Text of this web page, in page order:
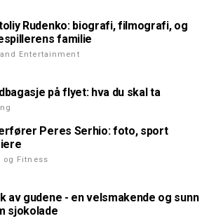
Rudenko: biografi, filmografi, og
familie
Entertainment
på flyet: hva du skal ta
Peres Serhio: foto, sport
og Fitness
av gudene - en velsmakende og sunn
sjokolade